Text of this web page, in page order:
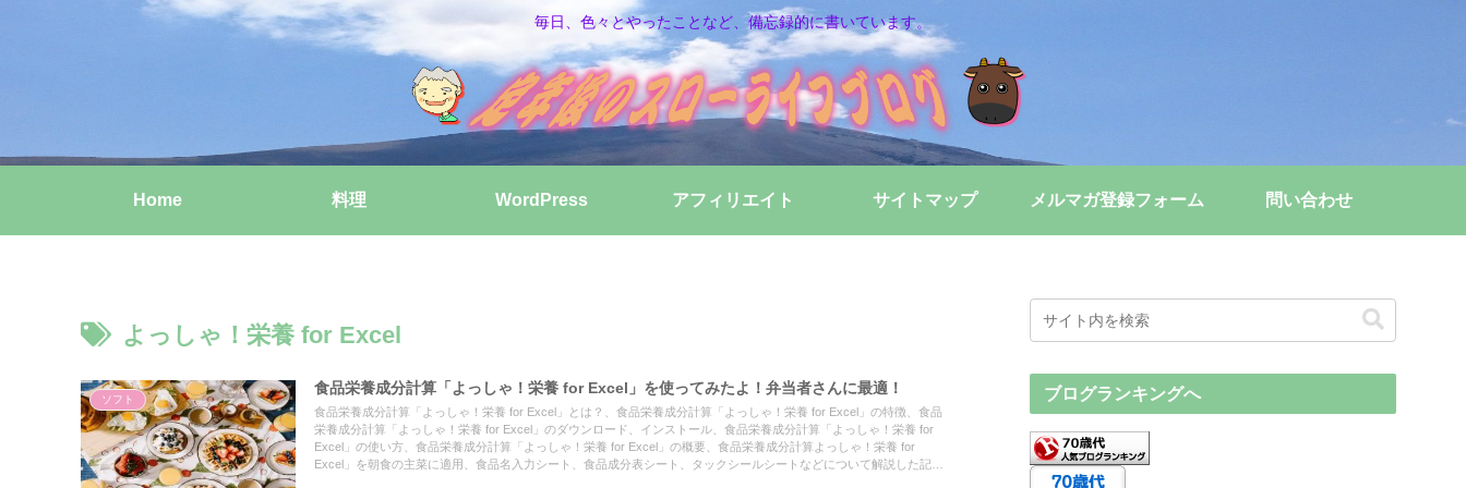
毎日、色々とやったことなど、備忘録的に書いています。
Home 料理 WordPress アフィリエイト サイトマップ メルマガ登録フォーム 問い合わせ
よっしゃ！栄養 for Excel
ソフト
食品栄養成分計算「よっしゃ！栄養 for Excel」を使ってみたよ！弁当者さんに最適！
食品栄養成分計算「よっしゃ！栄養 for Excel」とは？、食品栄養成分計算「よっしゃ！栄養 for Excel」の特徴、食品
栄養成分計算「よっしゃ！栄養 for Excel」のダウンロード、インストール、食品栄養成分計算「よっしゃ！栄養 for
Excel」の使い方、食品栄養成分計算「よっしゃ！栄養 for Excel」の概要、食品栄養成分計算よっしゃ！栄養 for
Excel」を朝食の主菜に適用、食品名入力シート、食品成分表シート、タックシールシートなどについて解説した記事
ブログランキングへ